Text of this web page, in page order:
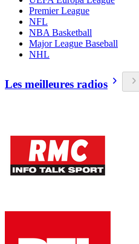
Premier League
NFL
NBA Basketball
Major League Baseball
NHL
Les meilleures radios